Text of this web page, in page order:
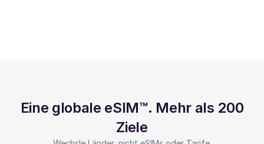
Eine globale eSIM™. Mehr als 200
Ziele